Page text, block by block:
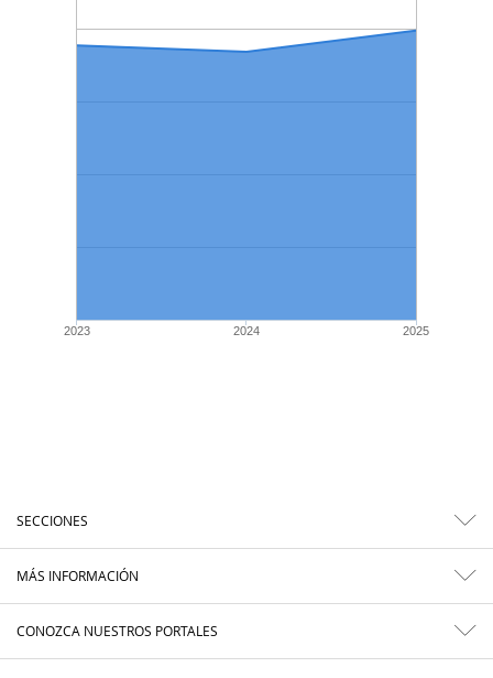
2023 2024 2025
SECCIONES
MÁS INFORMACIÓN
CONOZCA NUESTROS PORTALES